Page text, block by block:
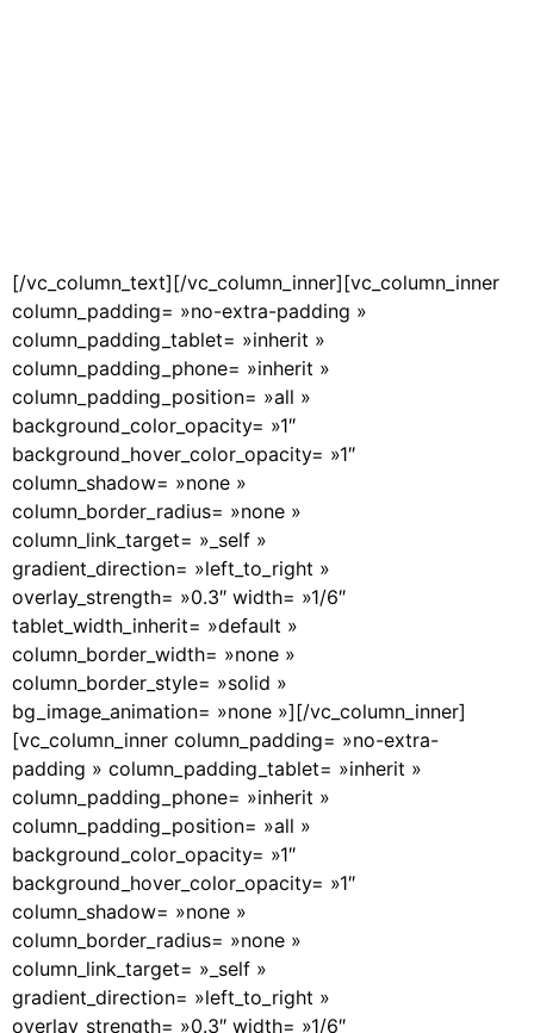
[/vc_column_text][/vc_column_inner][vc_column_inner
column_padding= »no-extra-padding »
column_padding_tablet= »inherit »
column_padding_phone= »inherit »
column_padding_position= »all »
background_color_opacity= »1″
background_hover_color_opacity= »1″
column_shadow= »none »
column_border_radius= »none »
column_link_target= »_self »
gradient_direction= »left_to_right »
overlay_strength= »0.3″ width= »1/6″
tablet_width_inherit= »default »
column_border_width= »none »
column_border_style= »solid »
bg_image_animation= »none »][/vc_column_inner]
[vc_column_inner column_padding= »no-extra-
padding » column_padding_tablet= »inherit »
column_padding_phone= »inherit »
column_padding_position= »all »
background_color_opacity= »1″
background_hover_color_opacity= »1″
column_shadow= »none »
column_border_radius= »none »
column_link_target= »_self »
gradient_direction= »left_to_right »
overlay_strength= »0.3″ width= »1/6″